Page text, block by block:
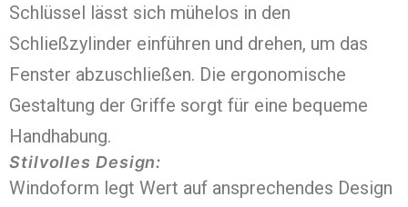
Schlüssel lässt sich mühelos in den
Schließzylinder einführen und drehen, um das
Fenster abzuschließen. Die ergonomische
Gestaltung der Griffe sorgt für eine bequeme
Handhabung.
Stilvolles Design:
Windoform legt Wert auf ansprechendes Design